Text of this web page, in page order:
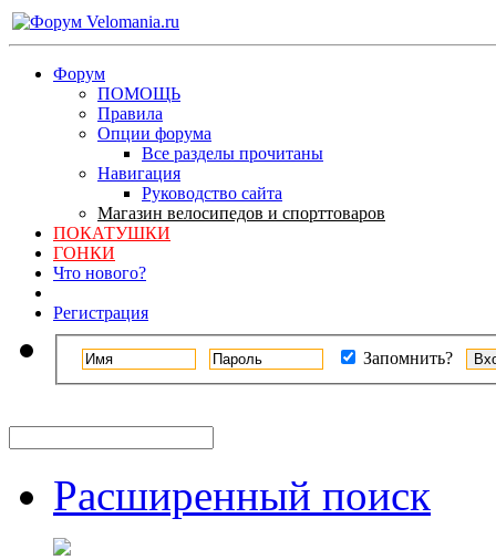
Форум
ПОМОЩЬ
Правила
Опции форума
Все разделы прочитаны
Навигация
Руководство сайта
Магазин велосипедов и спорттоваров
ПОКАТУШКИ
ГОНКИ
Что нового?
Регистрация
Запомнить?
Расширенный поиск